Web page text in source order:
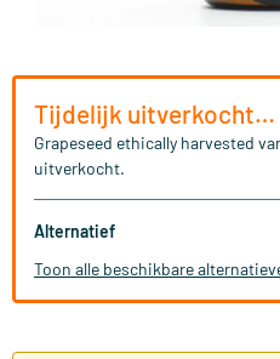
Tijdelijk uitverkocht…
Grapeseed ethically harvested
uitverkocht.
Alternatief
Toon alle beschikbare